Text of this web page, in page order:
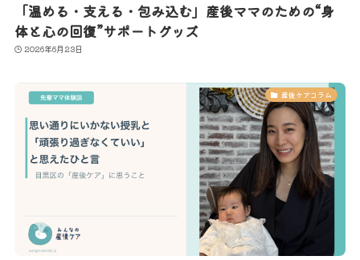
「温める・支える・包み込む」産後ママのための“身
体と心の回復”サポートグッズ
2026年6月23日
産後ケアコラム